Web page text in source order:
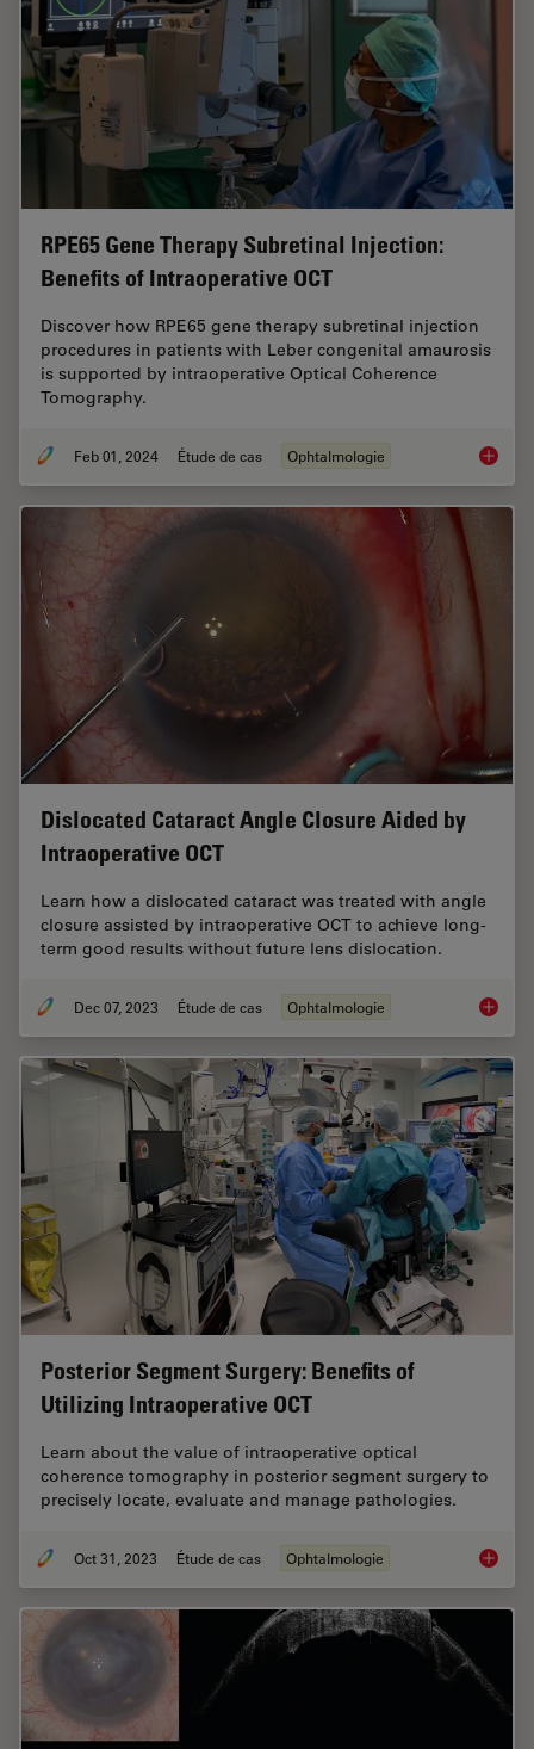
RPE65 Gene Therapy Subretinal Injection:
Benefits of Intraoperative OCT
Discover how RPE65 gene therapy subretinal injection
procedures in patients with Leber congenital amaurosis
is supported by intraoperative Optical Coherence
Tomography.
Feb 01, 2024 Étude de cas Ophtalmologie RPE65
Dislocated Cataract Angle Closure Aided by
Intraoperative OCT
Learn how a dislocated cataract was treated with angle
closure assisted by intraoperative OCT to achieve long-
term good results without future lens dislocation.
Dec 07, 2023 Étude de cas Ophtalmologie
Posterior Segment Surgery: Benefits of
Utilizing Intraoperative OCT
Learn about the value of intraoperative optical
coherence tomography in posterior segment surgery to
precisely locate, evaluate and manage pathologies.
Oct 31, 2023 Étude de cas Ophtalmologie